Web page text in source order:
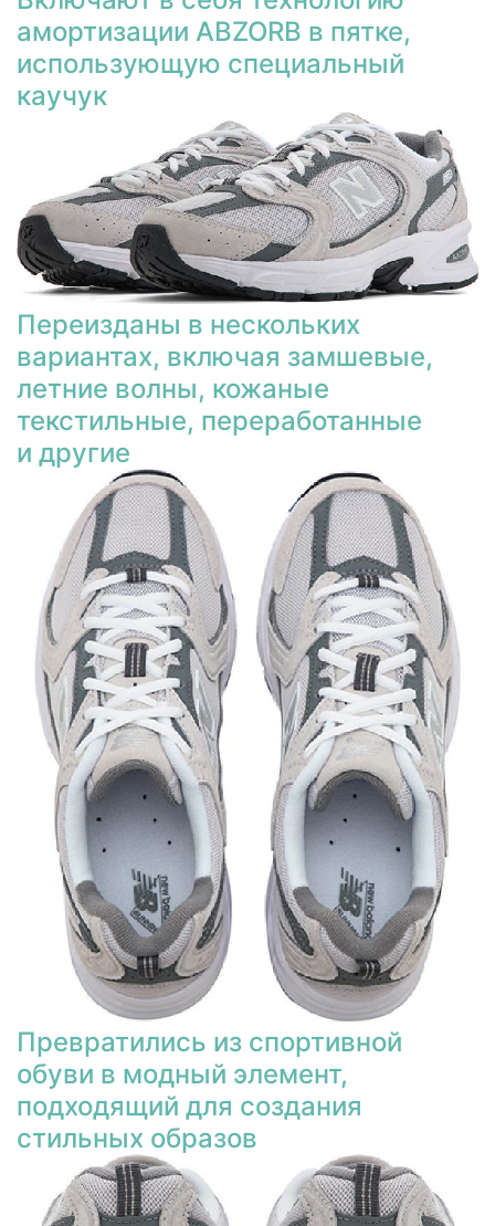
амортизации ABZORB в пятке,
использующую специальный
каучук
Переизданы в нескольких
вариантах, включая замшевые,
летние волны, кожаные
текстильные, переработанные
и другие
Превратились из спортивной
обуви в модный элемент,
подходящий для создания
стильных образов